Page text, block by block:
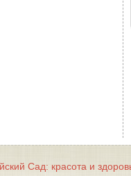
Сад: красота и